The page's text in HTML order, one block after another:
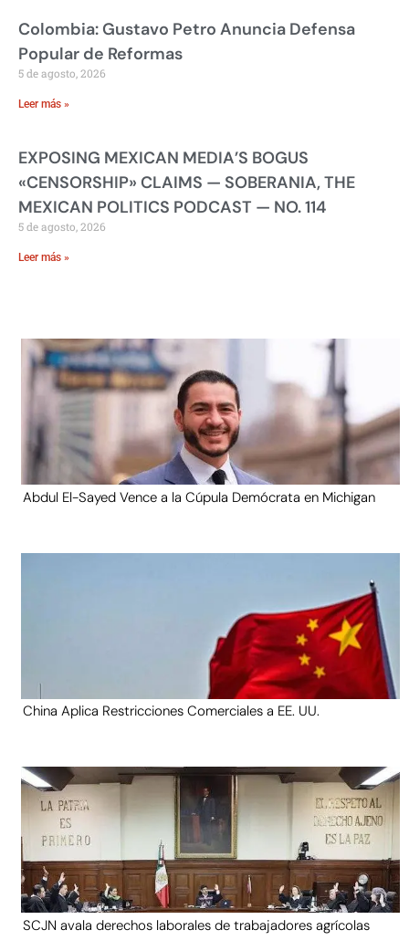
Colombia: Gustavo Petro Anuncia Defensa
Popular de Reformas
5 de agosto, 2026
Leer más »
EXPOSING MEXICAN MEDIA’S BOGUS
«CENSORSHIP» CLAIMS — SOBERANIA, THE
MEXICAN POLITICS PODCAST — NO. 114
5 de agosto, 2026
Leer más »
Abdul El-Sayed Vence a la Cúpula Demócrata en Michigan
China Aplica Restricciones Comerciales a EE. UU.
SCJN avala derechos laborales de trabajadores agrícolas